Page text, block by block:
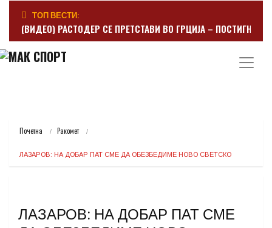
ТОП ВЕСТИ:
(ВИДЕО) РАСТОДЕР СЕ ПРЕТСТАВИ ВО ГРЦИЈА – ПОСТИГНА
Почетна Ракомет
ЛАЗАРОВ: НА ДОБАР ПАТ СМЕ ДА ОБЕЗБЕДИМЕ НОВО СВЕТСКО
ЛАЗАРОВ: НА ДОБАР ПАТ СМЕ